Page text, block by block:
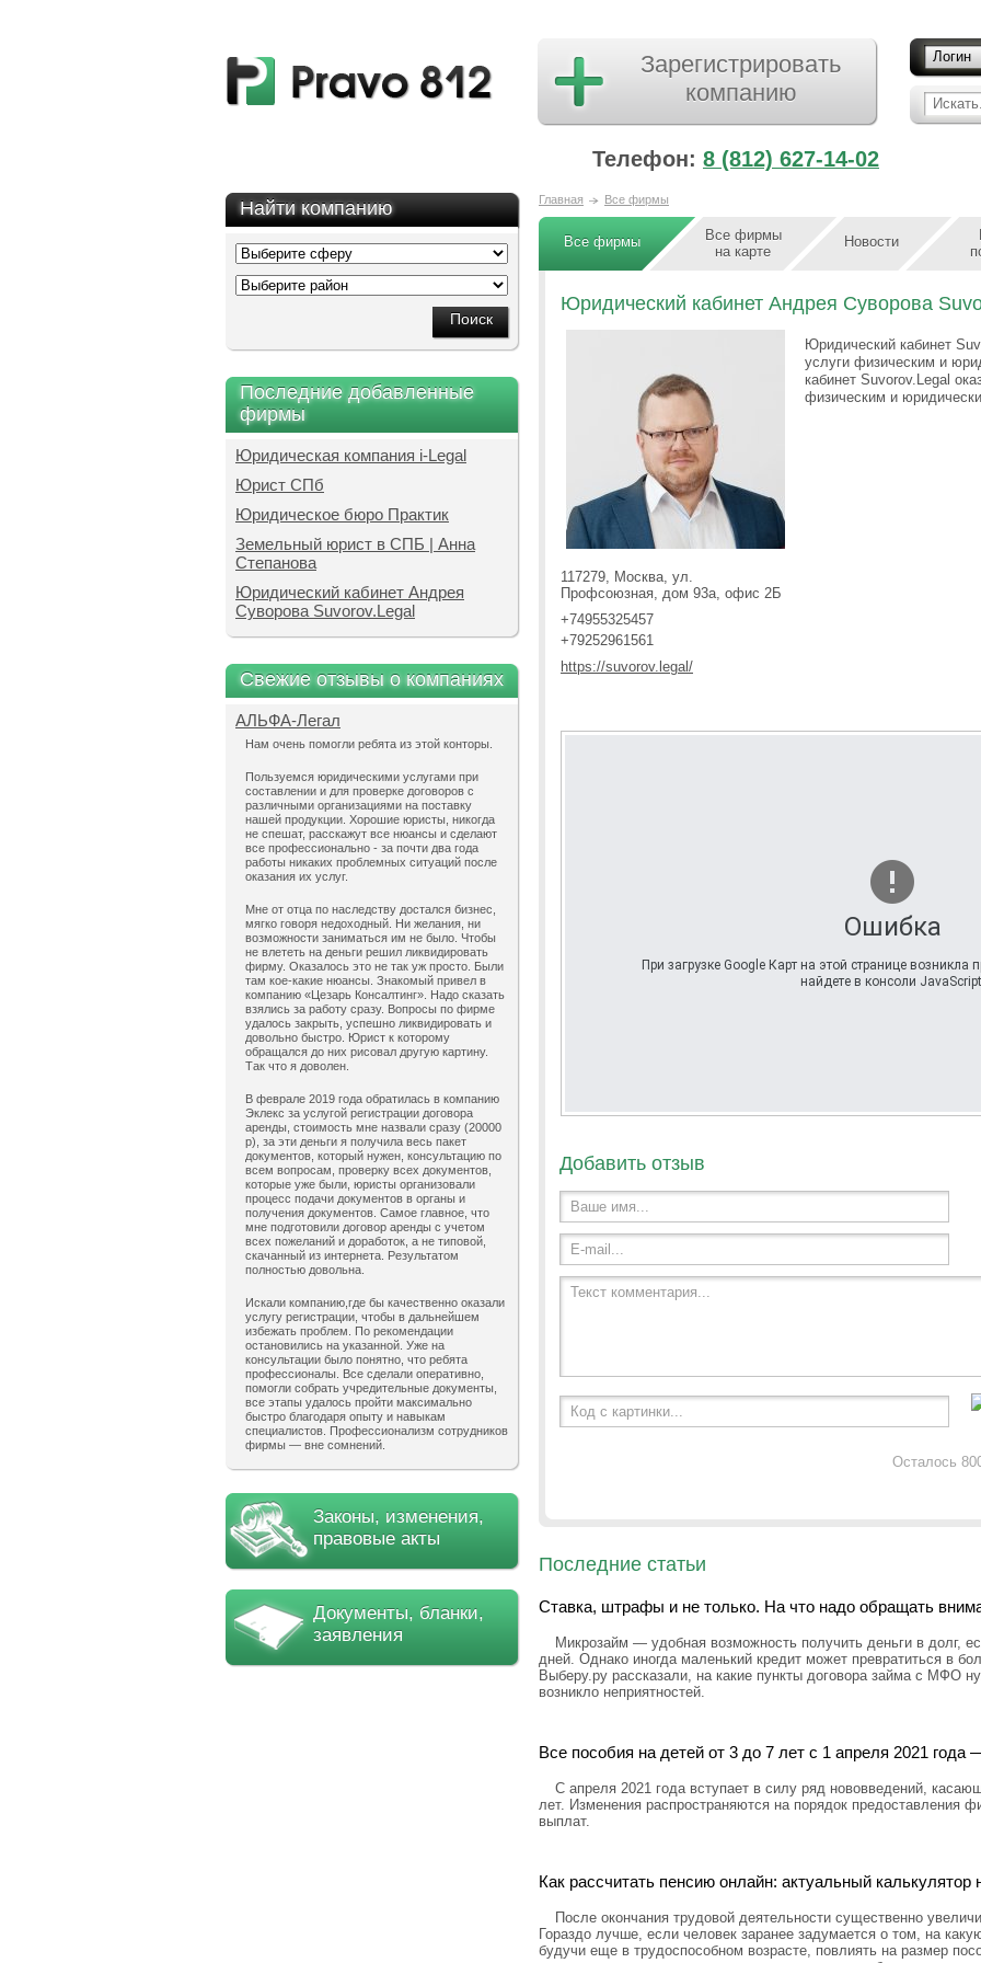
Логин
Зарегистрировать
компанию
Телефон: 8 (812) 627-14-02
Найти компанию
Последние добавленные
фирмы
Юридическая компания i-Legal
Юрист СПб
Юридическое бюро Практик
Земельный юрист в СПБ | Анна
Степанова
Юридический кабинет Андрея
Суворова Suvorov.Legal
Свежие отзывы о компаниях
АЛЬФА-Легал
Нам очень помогли ребята из этой конторы.
Пользуемся юридическими услугами при
составлении и для проверке договоров с
различными организациями на поставку
нашей продукции. Хорошие юристы, никогда
не спешат, расскажут все нюансы и сделают
все профессионально - за почти два года
работы никаких проблемных ситуаций после
оказания их услуг.
Мне от отца по наследству достался бизнес,
мягко говоря недоходный. Ни желания, ни
возможности заниматься им не было. Чтобы
не влететь на деньги решил ликвидировать
фирму. Оказалось это не так уж просто. Были
там кое-какие нюансы. Знакомый привел в
компанию «Цезарь Консалтинг». Надо сказать
взялись за работу сразу. Вопросы по фирме
удалось закрыть, успешно ликвидировать и
довольно быстро. Юрист к которому
обращался до них рисовал другую картину.
Так что я доволен.
В феврале 2019 года обратилась в компанию
Эклекс за услугой регистрации договора
аренды, стоимость мне назвали сразу (20000
р), за эти деньги я получила весь пакет
документов, который нужен, консультацию по
всем вопросам, проверку всех документов,
которые уже были, юристы организовали
процесс подачи документов в органы и
получения документов. Самое главное, что
мне подготовили договор аренды с учетом
всех пожеланий и доработок, а не типовой,
скачанный из интернета. Результатом
полностью довольна.
Искали компанию,где бы качественно оказали
услугу регистрации, чтобы в дальнейшем
избежать проблем. По рекомендации
остановились на указанной. Уже на
консультации было понятно, что ребята
профессионалы. Все сделали оперативно,
помогли собрать учредительные документы,
все этапы удалось пройти максимально
быстро благодаря опыту и навыкам
специалистов. Профессионализм сотрудников
фирмы — вне сомнений.
Законы, изменения,
правовые акты
Документы, бланки,
заявления
Главная Все фирмы
Все фирмы
Все фирмы
на карте
Новости
Юридический кабинет Андрея Суворова
117279, Москва, ул.
Профсоюзная, дом 93а, офис 2Б
+74955325457
+79252961561
https://suvorov.legal/
Юридический кабинет
услуги физическим и
кабинет Suvorov.Legal
физическим и
Ошибка
При загрузке Google Карт на этой странице
найдете в консоли
Добавить отзыв
Ваше имя...
E-mail...
Текст комментария...
Код с картинки...
Осталось
Последние статьи
Ставка, штрафы и не только. На что надо обращать
Микрозайм — удобная возможность получить деньги в долг,
дней. Однако иногда маленький кредит может превратиться в
Выберу.ру рассказали, на какие пункты договора займа с МФО
возникло неприятностей.
Все пособия на детей от 3 до 7 лет с 1 апреля 2021
С апреля 2021 года вступает в силу ряд нововведений,
лет. Изменения распространяются на порядок предоставления
выплат.
Как рассчитать пенсию онлайн: актуальный калькулятор
После окончания трудовой деятельности существенно
Гораздо лучше, если человек заранее задумается о том, на
будучи еще в трудоспособном возрасте, повлиять на размер